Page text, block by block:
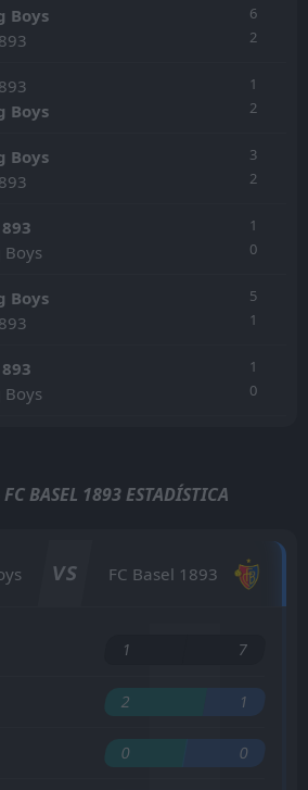
Boys
6
2
Boys
1
2
Boys
3
2
Boys
1
0
Boys
5
1
Boys
1
0
BASEL 1893 ESTADÍSTICA
VS FC Basel 1893
1 7
2 1
0 0